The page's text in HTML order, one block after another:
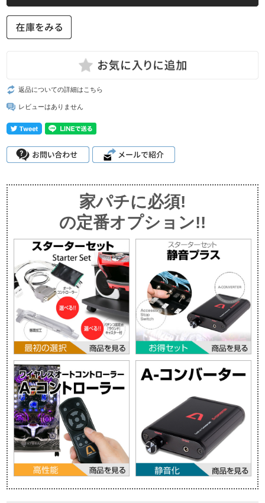
返品についての詳細はこちら
レビューはありません
家パチに必須!
の定番オプション!!